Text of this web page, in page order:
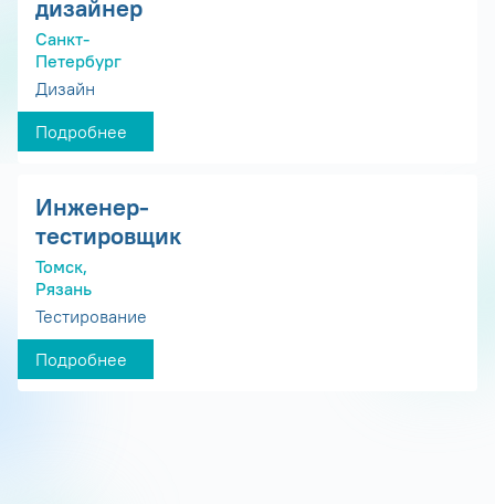
дизайнер
Санкт-
Петербург
Дизайн
Подробнее
Инженер-
тестировщик
Томск,
Рязань
Тестирование
Подробнее